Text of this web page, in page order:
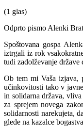
(1 glas)
Odprto pismo Alenki
Spoštovana gospa
iztrgali iz rok
tudi zadolževanje države
Ob tem mi Vaša izjava,
učinkovitosti tako v
in solidarna država,
za sprejem novega
solidarnosti narekujeta,
glede na kazalce